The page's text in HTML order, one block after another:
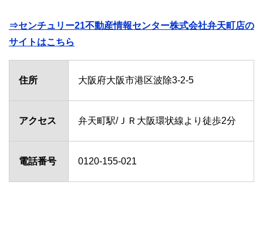
⇒センチュリー21不動産情報センター株式会社弁天町店の
サイトはこちら
住所 大阪府大阪市港区波除3-2-5
アクセス 弁天町駅/ＪＲ大阪環状線より徒歩2分
電話番号 0120-155-021